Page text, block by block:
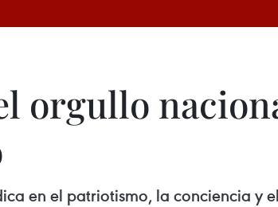
orgullo
en el patriotismo, la conciencia y